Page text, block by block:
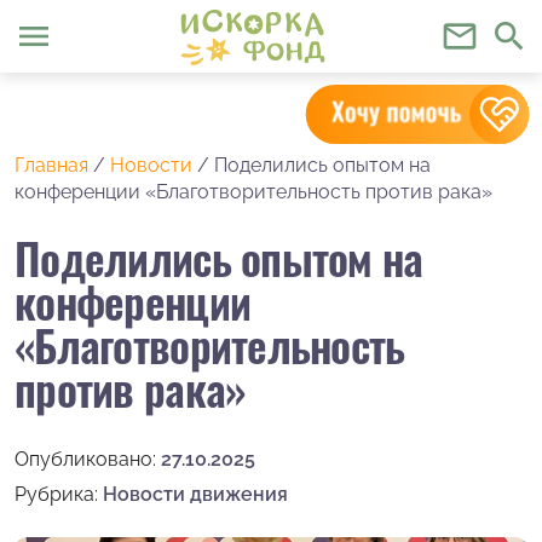
menu mail_outline search
Главная / Новости / Поделились опытом на
конференции «Благотворительность против рака»
Поделились опытом на
конференции
«Благотворительность
против рака»
Опубликовано: 27.10.2025
Рубрика: Новости движения